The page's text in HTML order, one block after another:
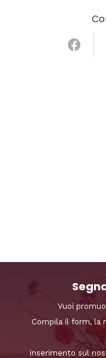
Vuoi
Compila il form, la
inserimento sul